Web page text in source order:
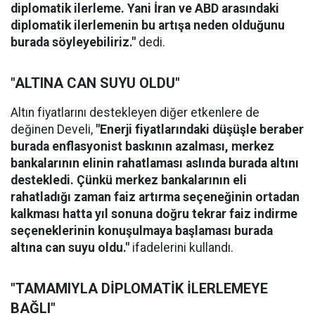
diplomatik ilerleme. Yani İran ve ABD arasındaki
diplomatik ilerlemenin bu artışa neden olduğunu
burada söyleyebiliriz." dedi.
"ALTINA CAN SUYU OLDU"
Altın fiyatlarını destekleyen diğer etkenlere de
değinen Develi, "Enerji fiyatlarındaki düşüşle beraber
burada enflasyonist baskının azalması, merkez
bankalarının elinin rahatlaması aslında burada altını
destekledi. Çünkü merkez bankalarının eli
rahatladığı zaman faiz artırma seçeneğinin ortadan
kalkması hatta yıl sonuna doğru tekrar faiz indirme
seçeneklerinin konuşulmaya başlaması burada
altına can suyu oldu." ifadelerini kullandı.
"TAMAMIYLA DİPLOMATİK İLERLEMEYE
BAĞLI"